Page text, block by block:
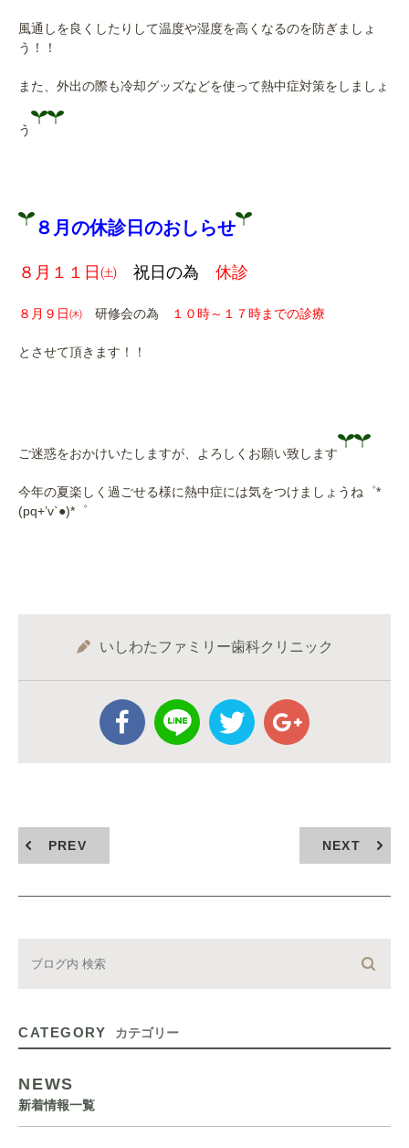
風通しを良くしたりして温度や湿度を高くなるのを防ぎましょ
う！！
また、外出の際も冷却グッズなどを使って熱中症対策をしましょ
う
８月の休診日のおしらせ
８月１１日㈯ 祝日の為 休診
８月９日㈭ 研修会の為 １０時～１７時までの診療
とさせて頂きます！！
ご迷惑をおかけいたしますが、よろしくお願い致します
今年の夏楽しく過ごせる様に熱中症には気をつけましょうね゜*
(pq+’v`●)*゜
いしわたファミリー歯科クリニック
PREV NEXT
CATEGORY カテゴリー
NEWS
新着情報一覧